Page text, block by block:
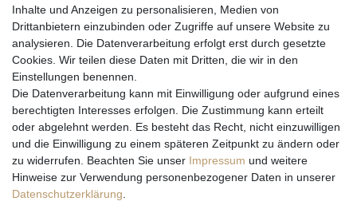
Wir versenden mit
Inhalte und Anzeigen zu personalisieren, Medien von
Drittanbietern einzubinden oder Zugriffe auf unsere Website zu
analysieren. Die Datenverarbeitung erfolgt erst durch gesetzte
Cookies. Wir teilen diese Daten mit Dritten, die wir in den
Einstellungen benennen.
Die Datenverarbeitung kann mit Einwilligung oder aufgrund eines
berechtigten Interesses erfolgen. Die Zustimmung kann erteilt
oder abgelehnt werden. Es besteht das Recht, nicht einzuwilligen
und die Einwilligung zu einem späteren Zeitpunkt zu ändern oder
zu widerrufen. Beachten Sie unser Impressum und weitere
Hinweise zur Verwendung personenbezogener Daten in unserer
Daten­schutz­erklärung